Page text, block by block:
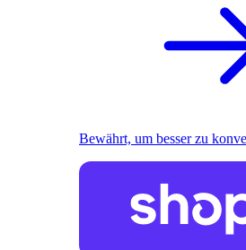
Bewährt, um besser zu